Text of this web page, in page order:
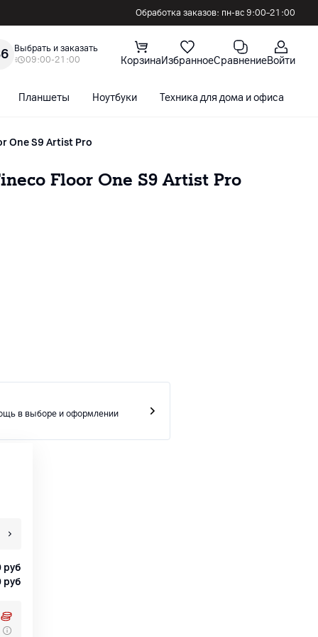
Обработка заказов: пн-вс 9:00–21:00
Выбрать и заказать
09:00-21:00
КорзинаИзбранноеСравнениеВойти
Планшеты Ноутбуки Техника для дома и офиса
One S9 Artist Pro
Floor One S9 Artist Pro
в выборе и оформлении
руб
руб